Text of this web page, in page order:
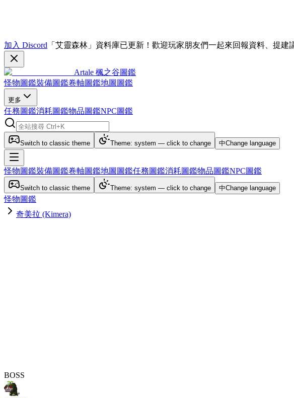
加入 Discord 「艾靈森林」資料庫已更新！歡迎玩家朋友們一起來回報資料、提建
Artale 楓之谷圖鑑
怪物圖鑑裝備圖鑑卷軸圖鑑地圖圖鑑
更多
任務圖鑑消耗圖鑑物品圖鑑NPC圖鑑
Switch to classic theme Theme: system — click to change 中Change language
怪物圖鑑裝備圖鑑卷軸圖鑑地圖圖鑑任務圖鑑消耗圖鑑物品圖鑑NPC圖鑑
Switch to classic theme Theme: system — click to change 中Change language
怪物圖鑑
奇美拉 (Kimera)
BOSS